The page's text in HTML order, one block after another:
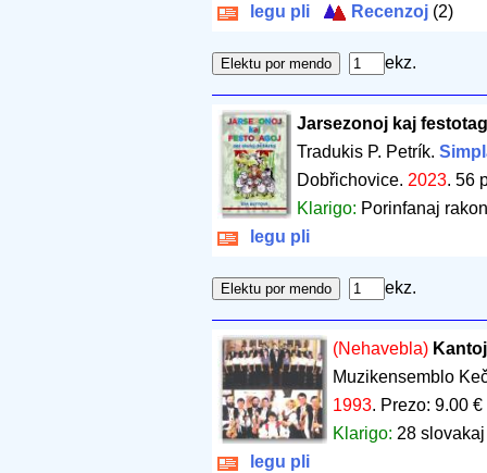
legu pli
Recenzoj (2)
ekz.
Jarsezonoj kaj
Tradukis P. Petrík.
Dobřichovice. 2023.56
Klarigo: Porinfanaj
legu pli
ekz.
(Nehavebla)
Muzikensemblo
1993. Prezo: 9.00 €
Klarigo: 28
legu pli